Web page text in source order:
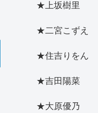
★上坂樹里
★二宮こずえ
★住吉りをん
★吉田陽菜
★大原優乃